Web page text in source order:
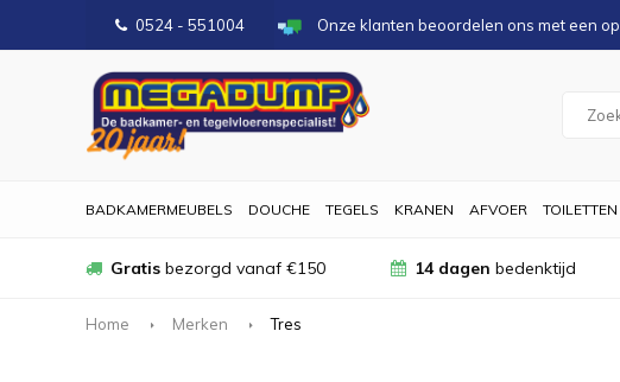
0524 - 551004 Onze klanten beoordelen ons met een op
BADKAMERMEUBELS DOUCHE TEGELS KRANEN AFVOER TOILETTEN
Gratis bezorgd vanaf €150 14 dagen bedenktijd
Home Merken Tres